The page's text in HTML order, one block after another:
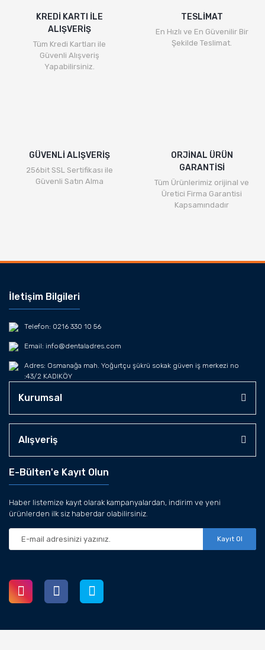
KREDİ KARTI İLE
ALIŞVERİŞ
Tüm Kredi Kartları ile
Güvenli Alışveriş
Yapabilirsiniz.
TESLİMAT
En Hızlı ve En Güvenilir Bir
Şekilde Teslimat.
GÜVENLİ ALIŞVERİŞ
256bit SSL Sertifikası ile
Güvenli Satın Alma
ORJİNAL ÜRÜN
GARANTİSİ
Tüm Ürünlerimiz orijinal ve
Üretici Firma Garantisi
Kapsamındadır
İletişim Bilgileri
Telefon: 0216 330 10 56
Email: info@dentaladres.com
Adres: Osmanağa mah. Yoğurtçu şükrü sokak güven iş merkezi no
:43/2 KADIKÖY
Kurumsal
Alışveriş
E-Bülten'e Kayıt Olun
Haber listemize kayıt olarak kampanyalardan, indirim ve yeni
ürünlerden ilk siz haberdar olabilirsiniz.
Kayıt Ol